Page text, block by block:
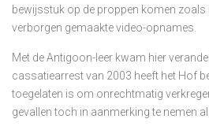
bewijsstuk op de proppen komen zoals
verborgen gemaakte video-opnames.
Met de Antigoon-leer kwam hier
cassatiearrest van 2003 heeft het Hof
toegelaten is om onrechtmatig
gevallen toch in aanmerking te nemen